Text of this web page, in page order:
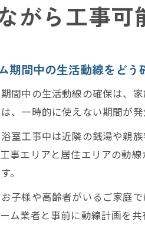
がら工事可
期間中の生活動線をどう
間中の生活動線の確保は、
、一時的に使えない期間が
室工事中は近隣の銭湯や親
事エリアと居住エリアの動
。
子様や高齢者がいるご家庭
ム業者と事前に動線計画を